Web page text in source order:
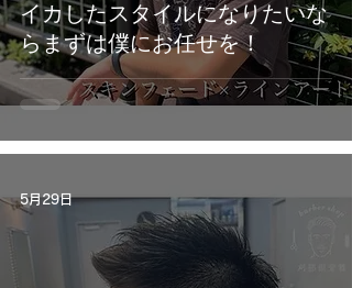
イカしたスタイルになりたいな
らまずは僕にお任せを！
5月29日